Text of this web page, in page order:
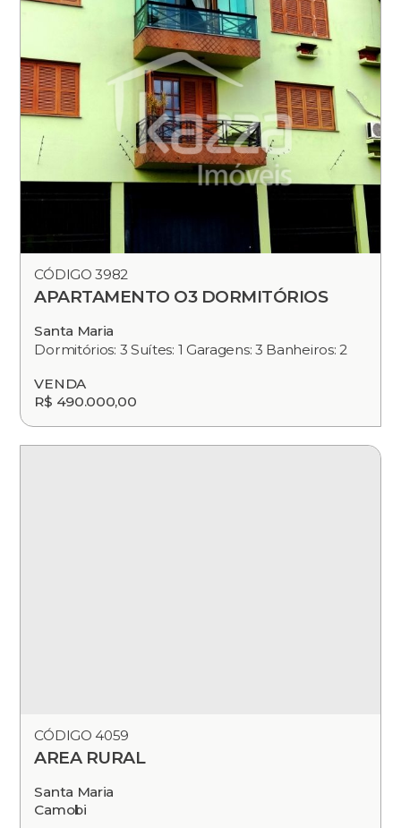
CÓDIGO 3982
APARTAMENTO O3 DORMITÓRIOS
Santa Maria
Dormitórios: 3 Suítes: 1 Garagens: 3 Banheiros: 2
VENDA
R$ 490.000,00
CÓDIGO 4059
AREA RURAL
Santa Maria
Camobi